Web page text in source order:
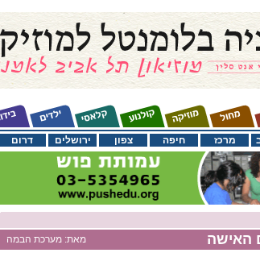
דרום ירושלים צפון חיפה מרכז
מאת: מערכת הבמה האישה